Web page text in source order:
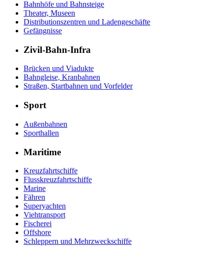
Bahnhöfe und Bahnsteige
Theater, Museen
Distributionszentren und Ladengeschäfte
Gefängnisse
Zivil-Bahn-Infra
Brücken und Viadukte
Bahngleise, Kranbahnen
Straßen, Startbahnen und Vorfelder
Sport
Außenbahnen
Sporthallen
Maritime
Kreuzfahrtschiffe
Flusskreuzfahrtschiffe
Marine
Fähren
Superyachten
Viehtransport
Fischerei
Offshore
Schleppern und Mehrzweckschiffe